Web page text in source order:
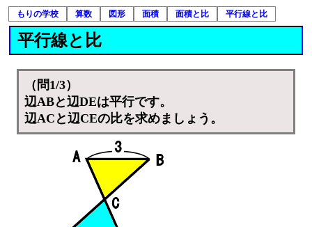
もりの学校 算数 図形 面積 面積と比 平行線と比
平行線と比
（問1/3）
辺ABと辺DEは平行です。
辺ACと辺CEの比を求めましょう。